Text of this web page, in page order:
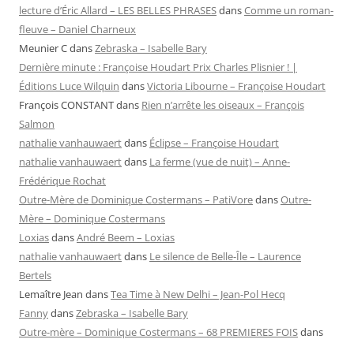
lecture d’Éric Allard – LES BELLES PHRASESdansComme un roman-
fleuve – Daniel Charneux
Meunier CdansZebraska – Isabelle Bary
Dernière minute : Françoise Houdart Prix Charles Plisnier ! |
Éditions Luce Wilquin dansVictoria Libourne – Françoise Houdart
François CONSTANTdans Rien n’arrête les oiseaux – François
Salmon
nathalie vanhauwaertdans Éclipse – Françoise Houdart
nathalie vanhauwaertdans La ferme (vue de nuit) – Anne-
Frédérique Rochat
Outre-Mère de Dominique Costermans – PatiVoredansOutre-
Mère – Dominique Costermans
LoxiasdansAndré Beem – Loxias
nathalie vanhauwaertdans Le silence de Belle-Île – Laurence
Bertels
Lemaître Jean dansTea Time à New Delhi – Jean-Pol Hecq
FannydansZebraska – Isabelle Bary
Outre-mère – Dominique Costermans – 68 PREMIERES FOISdans